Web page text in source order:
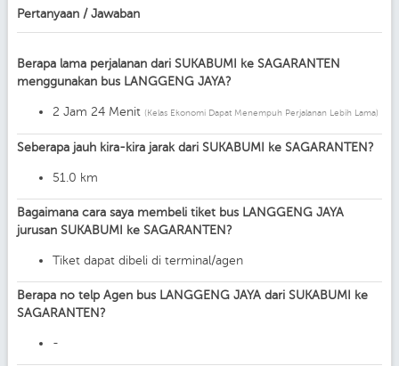
Pertanyaan / Jawaban
Berapa lama perjalanan dari SUKABUMI ke SAGARANTEN
menggunakan bus LANGGENG JAYA?
2 Jam 24 Menit (Kelas Ekonomi Dapat Menempuh Perjalanan Lebih Lama)
Seberapa jauh kira-kira jarak dari SUKABUMI ke SAGARANTEN?
51.0 km
Bagaimana cara saya membeli tiket bus LANGGENG JAYA
jurusan SUKABUMI ke SAGARANTEN?
Tiket dapat dibeli di terminal/agen
Berapa no telp Agen bus LANGGENG JAYA dari SUKABUMI ke
SAGARANTEN?
-